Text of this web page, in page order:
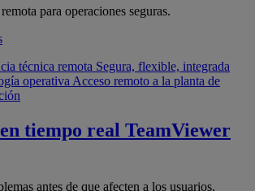
para operaciones seguras.
técnica remota Segura, flexible, integrada
operativa Acceso remoto a la planta de
tiempo real TeamViewer
antes de que afecten a los usuarios.